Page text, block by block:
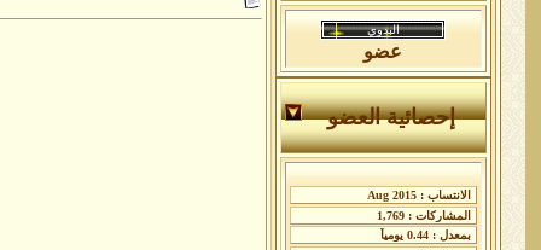
عضو
إحصائية العضو